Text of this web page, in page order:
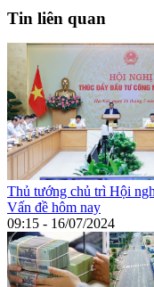
Tin liên quan
Thủ tướng chủ trì Hội
Vấn đề hôm nay
09:15 - 16/07/2024